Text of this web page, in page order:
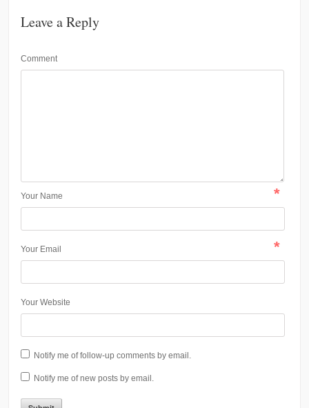
Leave a Reply
Comment
Your Name *
Your Email *
Your Website
Notify me of follow-up comments by email.
Notify me of new posts by email.